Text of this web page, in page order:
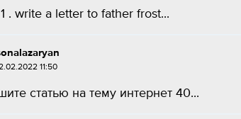
. write a letter to father frost...
11:50
статью на тему интернет 40...